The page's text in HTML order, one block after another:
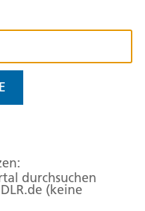
durchsuchen
(keine